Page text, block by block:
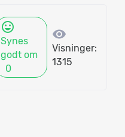
mood
Synes
godt om
0
visibility
Visninger:
1315